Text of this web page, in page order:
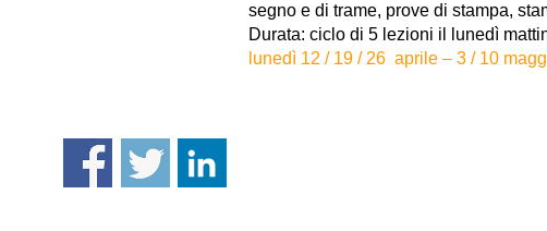
segno e di trame, prove di stampa,
Durata: ciclo di 5 lezioni il lunedì
lunedì 12 / 19 / 26 aprile – 3 / 10